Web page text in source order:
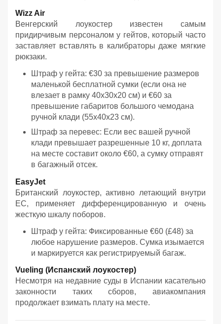
Wizz Air
Венгерский лоукостер известен самым
придирчивым персоналом у гейтов, который часто
заставляет вставлять в калибраторы даже мягкие
рюкзаки.
Штраф у гейта: €30 за превышение размеров
маленькой бесплатной сумки (если она не
влезает в рамку 40x30x20 см) и €60 за
превышение габаритов большого чемодана
ручной клади (55x40x23 см).
Штраф за перевес: Если вес вашей ручной
клади превышает разрешенные 10 кг, доплата
на месте составит около €60, а сумку отправят
в багажный отсек.
EasyJet
Британский лоукостер, активно летающий внутри
ЕС, применяет дифференцированную и очень
жесткую шкалу поборов.
Штраф у гейта: Фиксированные €60 (£48) за
любое нарушение размеров. Сумка изымается
и маркируется как регистрируемый багаж.
Vueling (Испанский лоукостер)
Несмотря на недавние суды в Испании касательно
законности таких сборов, авиакомпания
продолжает взимать плату на месте.